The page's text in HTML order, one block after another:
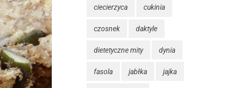
ciecierzyca cukinia
czosnek daktyle
dietetyczne mity dynia
fasola jabłka jajka